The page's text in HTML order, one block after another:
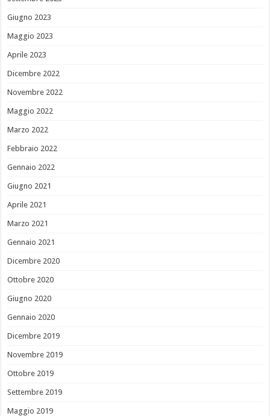
Giugno 2023
Maggio 2023
Aprile 2023
Dicembre 2022
Novembre 2022
Maggio 2022
Marzo 2022
Febbraio 2022
Gennaio 2022
Giugno 2021
Aprile 2021
Marzo 2021
Gennaio 2021
Dicembre 2020
Ottobre 2020
Giugno 2020
Gennaio 2020
Dicembre 2019
Novembre 2019
Ottobre 2019
Settembre 2019
Maggio 2019